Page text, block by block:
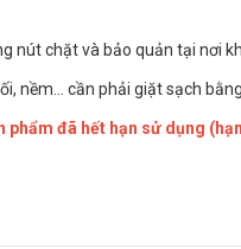
nút chặt và bảo quản tại nơi
nềm... cần phải giặt sạch
phẩm đã hết hạn sử dụng